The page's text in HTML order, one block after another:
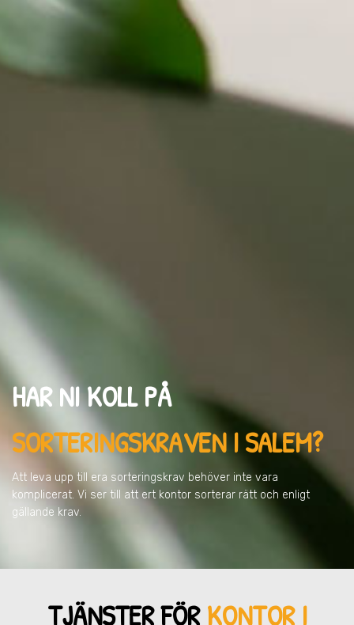
HAR NI KOLL PÅ
SORTERINGSKRAVENI SALEM?
Att leva upp till era sorteringskrav behöver inte vara
komplicerat. Vi ser till att ert kontor sorterar rätt och enligt
gällande krav.
TJÄNSTER FÖRKONTOR I